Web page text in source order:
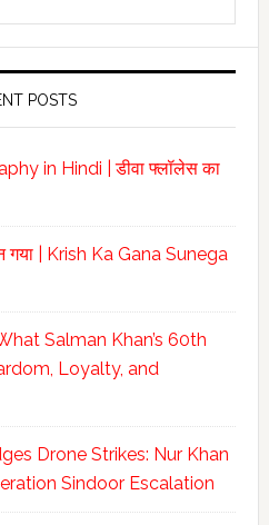
POSTS
in Hindi | डीवा फ्लॉलेस का
गया | Krish Ka Gana Sunega
Salman Khan’s 60th
Loyalty, and
Drone Strikes: Nur Khan
Sindoor Escalation